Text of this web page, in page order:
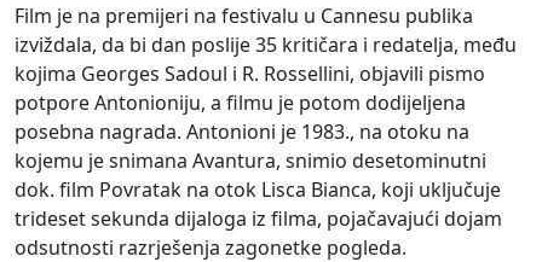
Film je na premijeri na festivalu u Cannesu publika
izviždala, da bi dan poslije 35 kritičara i redatelja, među
kojima Georges Sadoul i R. Rossellini, objavili pismo
potpore Antonioniju, a filmu je potom dodijeljena
posebna nagrada. Antonioni je 1983., na otoku na
kojemu je snimana Avantura, snimio desetominutni
dok. film Povratak na otok Lisca Bianca, koji uključuje
trideset sekunda dijaloga iz filma, pojačavajući dojam
odsutnosti razrješenja zagonetke pogleda.